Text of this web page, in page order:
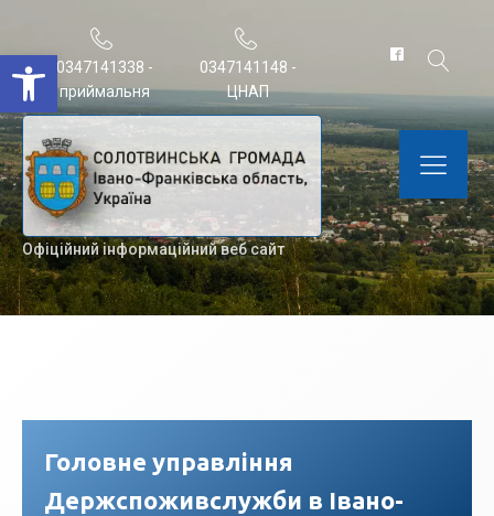
Відкрити Панель інструментів
0347141338 -
приймальня
0347141148 -
ЦНАП
Офіційний інформаційний веб сайт
Головне управління
Держспоживслужби в Івано-